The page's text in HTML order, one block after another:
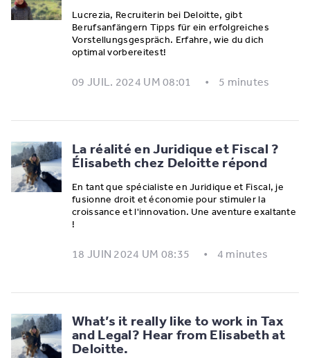
Lucrezia, Recruiterin bei Deloitte, gibt
Berufsanfängern Tipps für ein erfolgreiches
Vorstellungsgespräch. Erfahre, wie du dich
optimal vorbereitest!
09 JUIL. 2024 UM 08:01 5 minutes
La réalité en Juridique et Fiscal ?
Élisabeth chez Deloitte répond
En tant que spécialiste en Juridique et Fiscal, je
fusionne droit et économie pour stimuler la
croissance et l'innovation. Une aventure exaltante
!
18 JUIN 2024 UM 08:35 4 minutes
What’s it really like to work in Tax
and Legal? Hear from Elisabeth at
Deloitte.